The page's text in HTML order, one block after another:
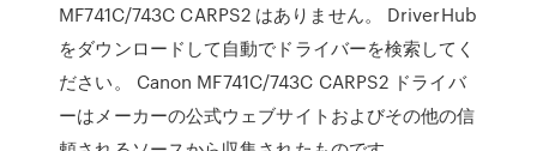
MF741C/743C CARPS2 はありません。 DriverHub
をダウンロードして自動でドライバーを検索してく
ださい。 Canon MF741C/743C CARPS2 ドライバ
ーはメーカーの公式ウェブサイトおよびその他の信